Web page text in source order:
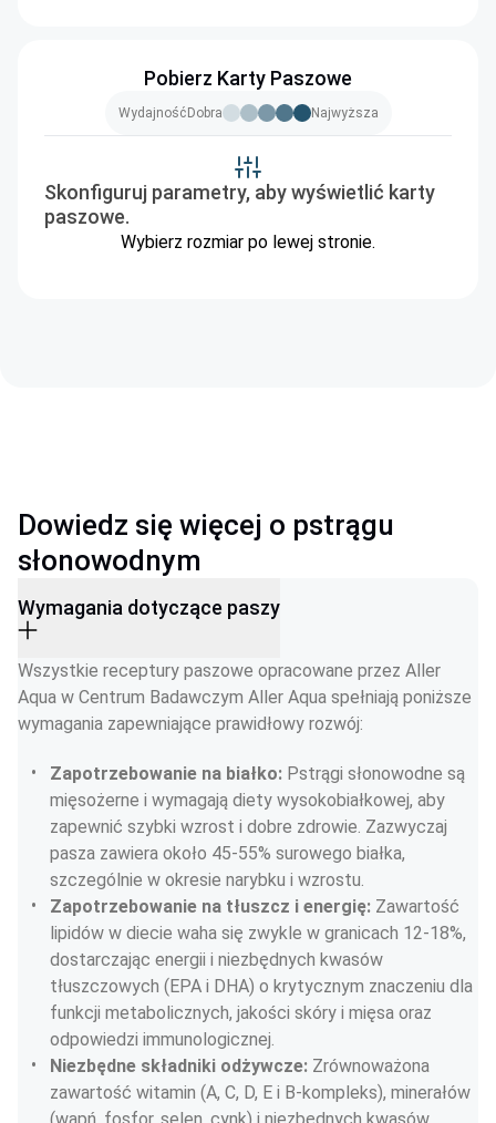
Pobierz Karty Paszowe
Wydajność Dobra Najwyższa
Skonfiguruj parametry, aby wyświetlić karty
paszowe.
Wybierz rozmiar po lewej stronie.
Dowiedz się więcej o pstrągu
słonowodnym
Wymagania dotyczące paszy
Wszystkie receptury paszowe opracowane przez Aller
Aqua w Centrum Badawczym Aller Aqua spełniają poniższe
wymagania zapewniające prawidłowy rozwój:
Zapotrzebowanie na białko: Pstrągi słonowodne są
mięsożerne i wymagają diety wysokobiałkowej, aby
zapewnić szybki wzrost i dobre zdrowie. Zazwyczaj
pasza zawiera około 45-55% surowego białka,
szczególnie w okresie narybku i wzrostu.
Zapotrzebowanie na tłuszcz i energię: Zawartość
lipidów w diecie waha się zwykle w granicach 12-18%,
dostarczając energii i niezbędnych kwasów
tłuszczowych (EPA i DHA) o krytycznym znaczeniu dla
funkcji metabolicznych, jakości skóry i mięsa oraz
odpowiedzi immunologicznej.
Niezbędne składniki odżywcze: Zrównoważona
zawartość witamin (A, C, D, E i B-kompleks), minerałów